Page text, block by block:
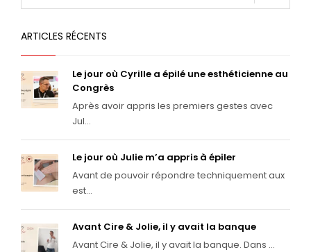
ARTICLES RÉCENTS
Le jour où Cyrille a épilé une esthéticienne au
Congrès
Après avoir appris les premiers gestes avec
Jul...
Le jour où Julie m’a appris à épiler
Avant de pouvoir répondre techniquement aux
est...
Avant Cire & Jolie, il y avait la banque
Avant Cire & Jolie, il y avait la banque. Dans ...